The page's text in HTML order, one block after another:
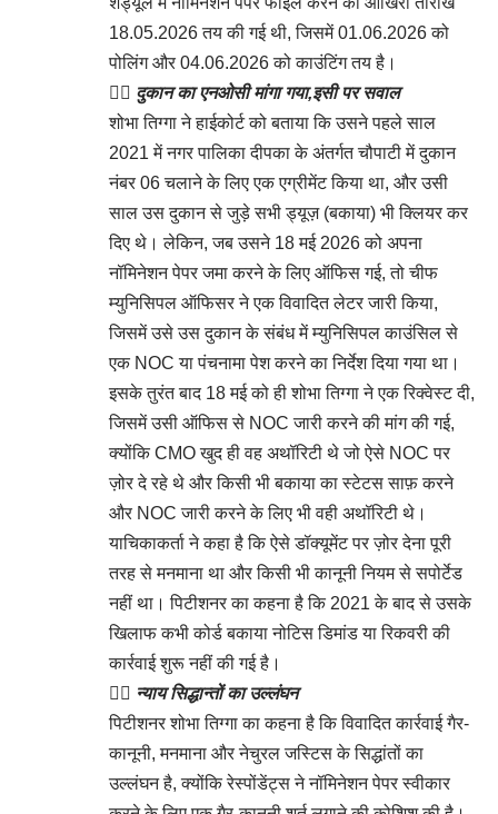
18.05.2026 तय की गई थी, जिसमें 01.06.2026 को
पोलिंग और 04.06.2026 को काउंटिंग तय है।
👉🏻 दुकान का एनओसी मांगा गया,इसी पर सवाल
शोभा तिग्गा ने हाईकोर्ट को बताया कि उसने पहले साल
2021 में नगर पालिका दीपका के अंतर्गत चौपाटी में दुकान
नंबर 06 चलाने के लिए एक एग्रीमेंट किया था, और उसी
साल उस दुकान से जुड़े सभी ड्यूज़ (बकाया) भी क्लियर कर
दिए थे। लेकिन, जब उसने 18 मई 2026 को अपना
नॉमिनेशन पेपर जमा करने के लिए ऑफिस गई, तो चीफ
म्युनिसिपल ऑफिसर ने एक विवादित लेटर जारी किया,
जिसमें उसे उस दुकान के संबंध में म्युनिसिपल काउंसिल से
एक NOC या पंचनामा पेश करने का निर्देश दिया गया था।
इसके तुरंत बाद 18 मई को ही शोभा तिग्गा ने एक रिक्वेस्ट दी,
जिसमें उसी ऑफिस से NOC जारी करने की मांग की गई,
क्योंकि CMO खुद ही वह अथॉरिटी थे जो ऐसे NOC पर
ज़ोर दे रहे थे और किसी भी बकाया का स्टेटस साफ़ करने
और NOC जारी करने के लिए भी वही अथॉरिटी थे।
याचिकाकर्ता ने कहा है कि ऐसे डॉक्यूमेंट पर ज़ोर देना पूरी
तरह से मनमाना था और किसी भी कानूनी नियम से सपोर्टेड
नहीं था। पिटीशनर का कहना है कि 2021 के बाद से उसके
खिलाफ कभी कोर्ड बकाया नोटिस डिमांड या रिकवरी की
कार्रवाई शुरू नहीं की गई है।
👉🏻 न्याय सिद्धान्तों का उल्लंघन
पिटीशनर शोभा तिग्गा का कहना है कि विवादित कार्रवाई गैर-
कानूनी, मनमाना और नेचुरल जस्टिस के सिद्धांतों का
उल्लंघन है, क्योंकि रेस्पोंडेंट्स ने नॉमिनेशन पेपर स्वीकार